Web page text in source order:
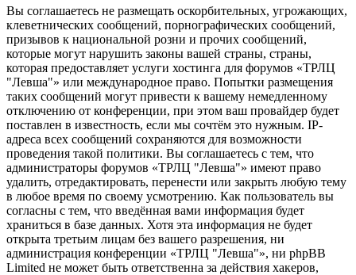
Вы соглашаетесь не размещать оскорбительных, угрожающих,
клеветнических сообщений, порнографических сообщений,
призывов к национальной розни и прочих сообщений,
которые могут нарушить законы вашей страны, страны,
которая предоставляет услуги хостинга для форумов «ТРЛЦ
"Левша"» или международное право. Попытки размещения
таких сообщений могут привести к вашему немедленному
отключению от конференции, при этом ваш провайдер будет
поставлен в известность, если мы сочтём это нужным. IP-
адреса всех сообщений сохраняются для возможности
проведения такой политики. Вы соглашаетесь с тем, что
администраторы форумов «ТРЛЦ "Левша"» имеют право
удалить, отредактировать, перенести или закрыть любую тему
в любое время по своему усмотрению. Как пользователь вы
согласны с тем, что введённая вами информация будет
храниться в базе данных. Хотя эта информация не будет
открыта третьим лицам без вашего разрешения, ни
администрация конференции «ТРЛЦ "Левша"», ни phpBB
Limited не может быть ответственна за действия хакеров,